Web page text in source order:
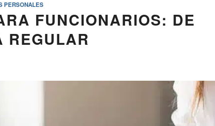
PERSONALES
FUNCIONARIOS: DE
REGULAR